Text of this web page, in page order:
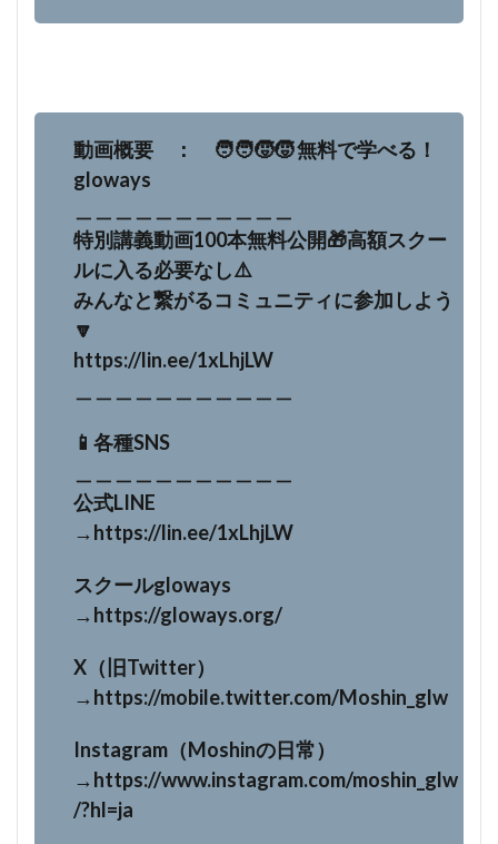
動画概要 ： 🧑‍🧑‍🧒‍🧒 無料で学べる！
gloways
特別講義動画100本無料公開🎁高額スクー
ルに入る必要なし⚠️
みんなと繋がるコミュニティに参加しよう
🔽
https://lin.ee/1xLhjLW
📱各種SNS
公式LINE
→https://lin.ee/1xLhjLW
スクールgloways
→https://gloways.org/
X（旧Twitter）
→https://mobile.twitter.com/Moshin_glw
Instagram（Moshinの日常）
→https://www.instagram.com/moshin_glw
/?hl=ja